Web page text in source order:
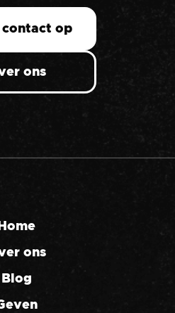
contact op
ons
Home
ons
Blog